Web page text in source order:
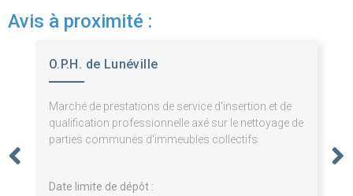
Avis à proximité :
O.P.H. de Lunéville
Marché de prestations de service d'insertion et de
qualification professionnelle axé sur le nettoyage de
parties communes d'immeubles collectifs
Date limite de dépôt :